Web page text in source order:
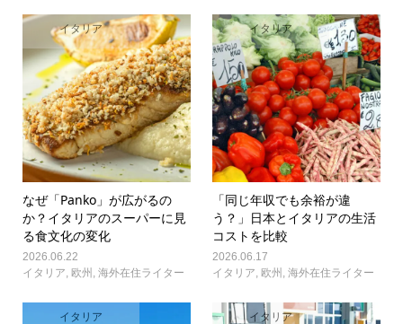
イタリア
なぜ「Panko」が広がるの
か？イタリアのスーパーに見
る食文化の変化
2026.06.22
イタリア, 欧州 , 海外在住ライター
イタリア
「同じ年収でも余裕が違
う？」日本とイタリアの生活
コストを比較
2026.06.17
イタリア, 欧州 ,海外在住ライター
イタリア イタリア